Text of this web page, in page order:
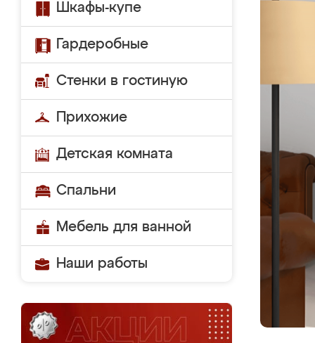
Шкафы-купе
Гардеробные
Стенки в гостиную
Прихожие
Детская комната
Спальни
Мебель для ванной
Наши работы